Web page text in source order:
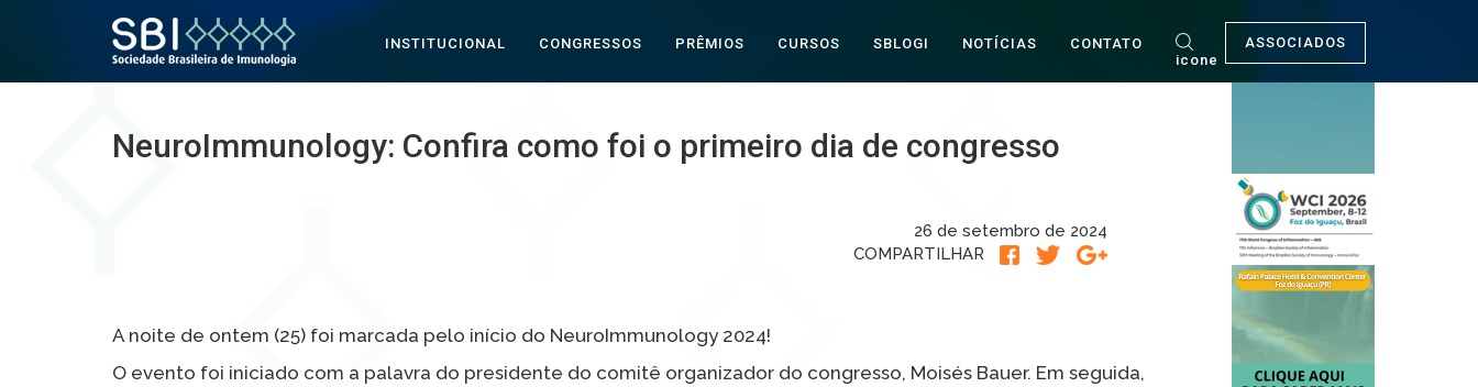
INSTITUCIONAL CONGRESSOS PRÊMIOS CURSOS SBLOGI NOTÍCIAS
CONTATO
icone
ASSOCIADOS
NeuroImmunology: Confira como foi o primeiro dia de congresso
26 de setembro de 2024
COMPARTILHAR
A noite de ontem (25) foi marcada pelo início do NeuroImmunology 2024!
O evento foi iniciado com a palavra do presidente do comitê organizador do congresso, Moisés Bauer. Em seguida,